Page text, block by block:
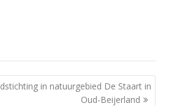
in natuurgebied De Staart in
Oud-Beijerland